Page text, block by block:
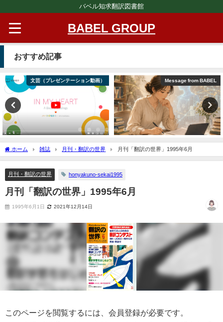
バベル知求翻訳図書館
BABEL GROUP
おすすめ記事
文芸（プレゼンテーション動画） Message from BABEL
ホーム 雑誌 月刊・翻訳の世界 月刊「翻訳の世界」1995年6月
月刊・翻訳の世界 honyakuno-sekai1995
月刊「翻訳の世界」1995年6月
1995年6月1日 2021年12月14日
このページを閲覧するには、会員登録が必要です。